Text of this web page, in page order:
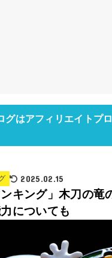
グはアフィリエイトプ
2025.02.15
ンキング」木刀の竜
についても